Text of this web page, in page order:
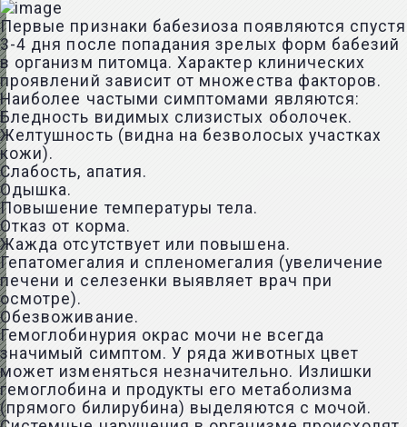
Первые признаки бабезиоза появляются спустя
3-4 дня после попадания зрелых форм бабезий
в организм питомца. Характер клинических
проявлений зависит от множества факторов.
Наиболее частыми симптомами являются:
Бледность видимых слизистых оболочек.
Желтушность (видна на безволосых участках
кожи).
Слабость, апатия.
Одышка.
Повышение температуры тела.
Отказ от корма.
Жажда отсутствует или повышена.
Гепатомегалия и спленомегалия (увеличение
печени и селезенки выявляет врач при
осмотре).
Обезвоживание.
Гемоглобинурия окрас мочи не всегда
значимый симптом. У ряда животных цвет
может изменяться незначительно. Излишки
гемоглобина и продукты его метаболизма
(прямого билирубина) выделяются с мочой.